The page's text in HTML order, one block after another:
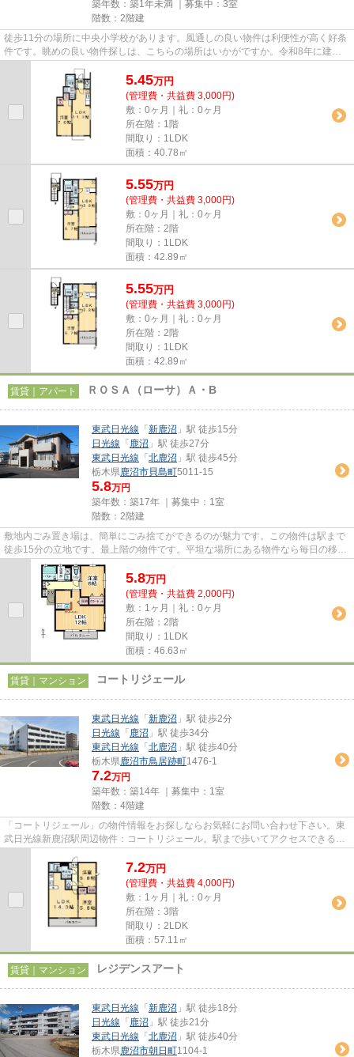
築年数：築1年未満 ｜募集中： 3室
階数：2階建
徒歩11分の場所に中央小学校があります。風通しの良い物件は利便性が高く好条
件です。眺めの良い物件探しは、こちらの場所はいかがですか。令和8年に建設
5.45万円
(管理費・共益費 3,000円)
敷：0ヶ月｜礼：0ヶ月
所在階：1階
間取り：1LDK
面積：40.78㎡
5.55万円
(管理費・共益費 3,000円)
敷：0ヶ月｜礼：0ヶ月
所在階：2階
間取り：1LDK
面積：42.89㎡
5.55万円
(管理費・共益費 3,000円)
敷：0ヶ月｜礼：0ヶ月
所在階：2階
間取り：1LDK
面積：42.89㎡
賃貸｜アパート ＲＯＳＡ（ローサ）Ａ・B
東武日光線 「 新鹿沼 」駅 徒歩15分
日光線 「 鹿沼 」駅 徒歩27分
東武日光線 「 北鹿沼 」駅 徒歩45分
栃木県鹿沼市貝島町5011-15
5.8万円
築年数：築17年 ｜募集中： 1室
階数：2階建
敷地内ごみ置き場は、簡単にごみ捨てができるのが魅力です。この物件は駅まで
徒歩15分の立地です。最上階の物件です。平坦な場所にある物件なら毎日の移動
も快適です。東武日光線新鹿...
5.8万円
(管理費・共益費 2,000円)
敷：1ヶ月｜礼：0ヶ月
所在階：2階
間取り：1LDK
面積：46.63㎡
賃貸｜マンション コートリジェール
東武日光線 「 新鹿沼 」駅 徒歩2分
日光線 「 鹿沼 」駅 徒歩34分
東武日光線 「 北鹿沼 」駅 徒歩40分
栃木県鹿沼市鳥居跡町1476-1
7.2万円
築年数：築14年 ｜募集中： 1室
階数：4階建
「コートリジェール」の物件情報をお探しならお気軽にお問い合わせ下さい。東
武日光線新鹿沼駅周辺物件：コートリジェール。駅まで歩いてアクセスできる、
7.2万円
(管理費・共益費 4,000円)
敷：1ヶ月｜礼：0ヶ月
所在階：3階
間取り：2LDK
面積：57.11㎡
賃貸｜マンション レジデンスアート
東武日光線 「 新鹿沼 」駅 徒歩18分
日光線 「 鹿沼 」駅 徒歩21分
東武日光線 「 北鹿沼 」駅 徒歩40分
栃木県鹿沼市朝日町1104-1